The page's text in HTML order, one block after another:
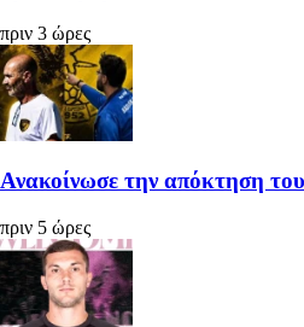
πριν 3 ώρες
Ανακοίνωσε την απόκτηση
πριν 5 ώρες